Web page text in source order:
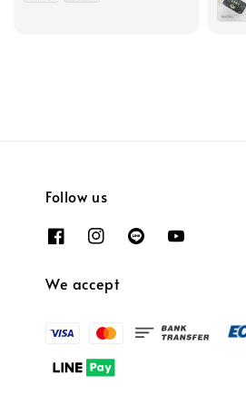
Follow us
We accept